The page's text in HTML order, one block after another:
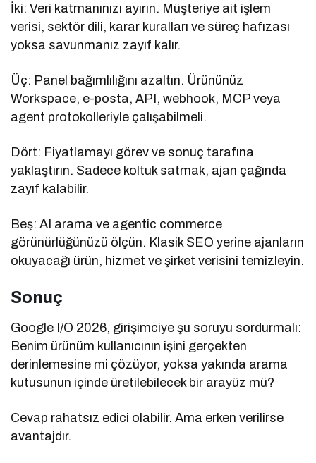
İki: Veri katmanınızı ayırın. Müşteriye ait işlem
verisi, sektör dili, karar kuralları ve süreç hafızası
yoksa savunmanız zayıf kalır.
Üç: Panel bağımlılığını azaltın. Ürününüz
Workspace, e-posta, API, webhook, MCP veya
agent protokolleriyle çalışabilmeli.
Dört: Fiyatlamayı görev ve sonuç tarafına
yaklaştırın. Sadece koltuk satmak, ajan çağında
zayıf kalabilir.
Beş: AI arama ve agentic commerce
görünürlüğünüzü ölçün. Klasik SEO yerine ajanların
okuyacağı ürün, hizmet ve şirket verisini temizleyin.
Sonuç
Google I/O 2026, girişimciye şu soruyu sordurmalı:
Benim ürünüm kullanıcının işini gerçekten
derinlemesine mi çözüyor, yoksa yakında arama
kutusunun içinde üretilebilecek bir arayüz mü?
Cevap rahatsız edici olabilir. Ama erken verilirse
avantajdır.